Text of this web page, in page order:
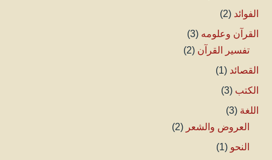
الفوائد (2)
القرآن وعلومه (3)
تفسير القرآن (2)
القصائد (1)
الكتب (3)
اللغة (3)
العروض والشعر (2)
النحو (1)